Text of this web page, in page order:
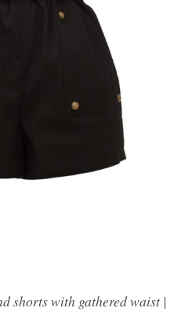
shorts with gathered waist |